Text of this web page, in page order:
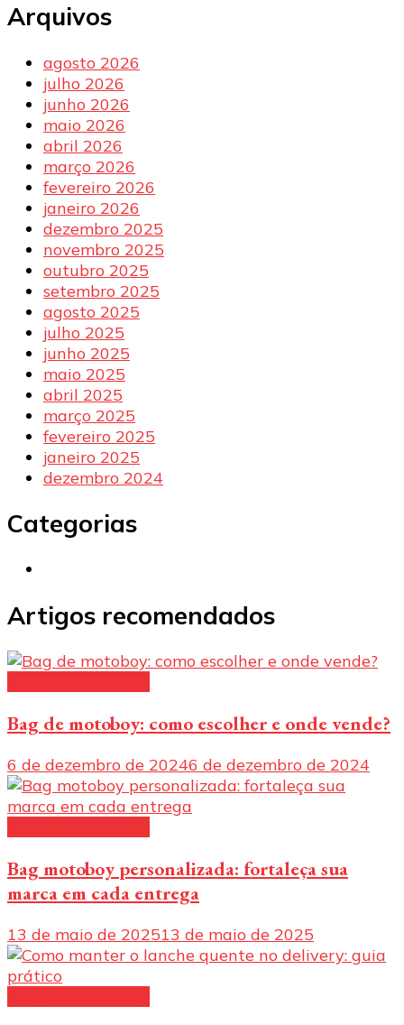
Arquivos
agosto 2026
julho 2026
junho 2026
maio 2026
abril 2026
março 2026
fevereiro 2026
janeiro 2026
dezembro 2025
novembro 2025
outubro 2025
setembro 2025
agosto 2025
julho 2025
junho 2025
maio 2025
abril 2025
março 2025
fevereiro 2025
janeiro 2025
dezembro 2024
Categorias
Artigos recomendados
Bag de motoboy: como escolher e onde vende?
6 de dezembro de 20246 de dezembro de 2024
Bag motoboy personalizada: fortaleça sua
marca em cada entrega
13 de maio de 202513 de maio de 2025